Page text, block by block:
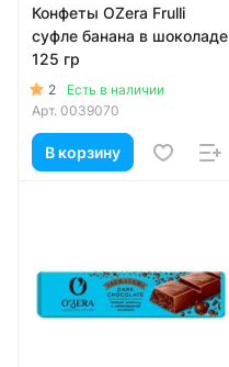
Конфеты OZera Frulli
суфле банана в шоколаде
125 гр
2
Есть в наличии
Арт. 0039070
В корзину